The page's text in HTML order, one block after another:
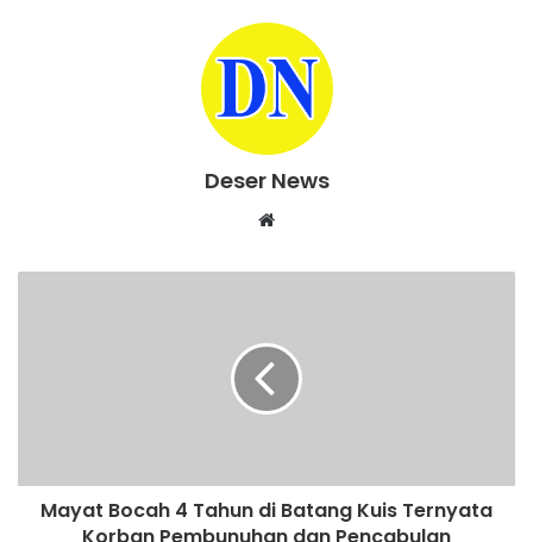
Deser News
b
t
Mayat Bocah 4 Tahun di Batang Kuis Ternyata